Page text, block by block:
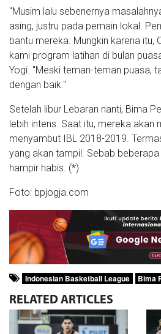
"Musim lalu sebenernya
asing, justru pada pemain lokal.
bantu mereka. Mungkin karena itu,
kami program latihan di bulan
Yogi. "Meski teman-teman puasa,
dengan baik."
Setelah libur Lebaran nanti, Bima
lebih intens. Saat itu, mereka akan
menyambut IBL 2018-2019.
yang akan tampil. Sebab
hampir habis. (*)
Foto: bpjogja.com
Indonesian Basketball League Bima
RELATED ARTICLES